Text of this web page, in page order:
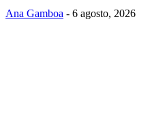
Ana Gamboa - 6 agosto, 2026